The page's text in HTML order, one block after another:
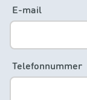
E-mail
Telefonnummer